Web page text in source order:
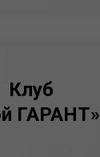
Клуб
ГАРАНТ»